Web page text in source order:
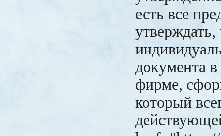
есть все
утверждать,
документа
фирме,
который